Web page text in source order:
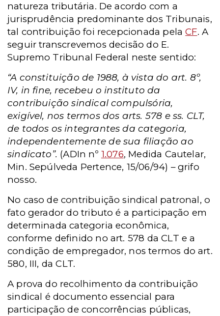
natureza tributária. De acordo com a
jurisprudência predominante dos Tribunais,
tal contribuição foi recepcionada pelaCF. A
seguir transcrevemos decisão do E.
Supremo Tribunal Federal neste sentido:
“A constituição de 1988, à vista do art. 8º,
IV, in fine, recebeu o instituto da
contribuição sindical compulsória,
exigível, nos termos dos arts. 578 e ss. CLT,
de todos os integrantes da categoria,
independentemente de sua filiação ao
sindicato”. (ADIn nº 1.076, Medida Cautelar,
Min. Sepúlveda Pertence, 15/06/94) – grifo
nosso.
No caso de contribuição sindical patronal, o
fato gerador do tributo é a participação em
determinada categoria econômica,
conforme definido no art. 578 da CLT e a
condição de empregador, nos termos do art.
580, III, da CLT.
A prova do recolhimento da contribuição
sindical é documento essencial para
participação de concorrências públicas,